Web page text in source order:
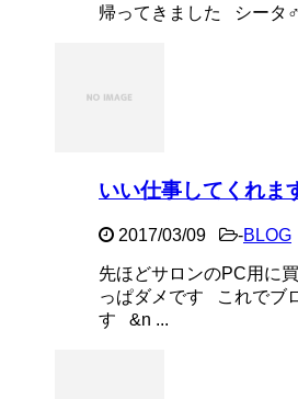
帰ってきました シータ
いい仕事してくれま
2017/03/09 -BLOG
先ほどサロンのPC用に
っぱダメです これでブ
す &n ...